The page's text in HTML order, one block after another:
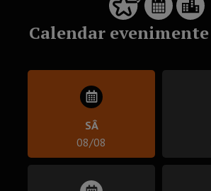
Calendar
SÂ
08/08